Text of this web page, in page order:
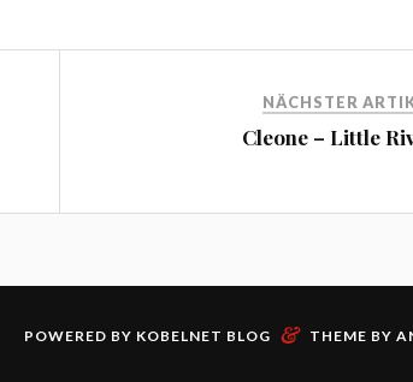
NÄCHSTER
Cleone – Little
POWERED BY KOBELNET BLOG & THEME BY